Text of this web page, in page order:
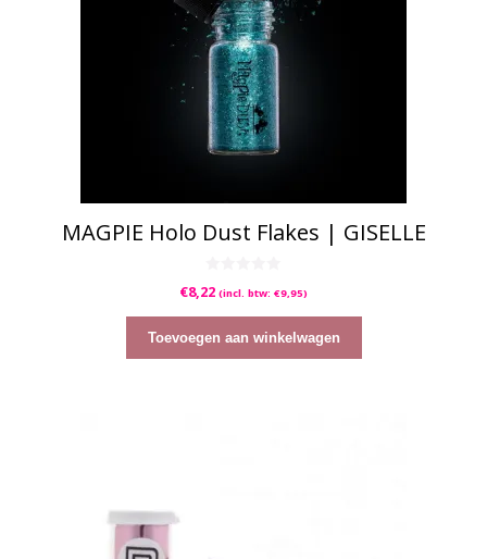
MAGPIE Holo Dust Flakes | GISELLE
v
5
€8,22 (incl. btw: €9,95)
Toevoegen aan winkelwagen